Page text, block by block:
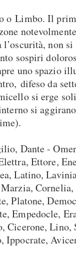
o Limbo. Il
l’oscurità, non
sospiri
uno spazio
difeso da
si erge
si
Dante -
Ettore,
Latino,
Platone,
Empedocle,
Cicerone, Lino,
Ippocrate,